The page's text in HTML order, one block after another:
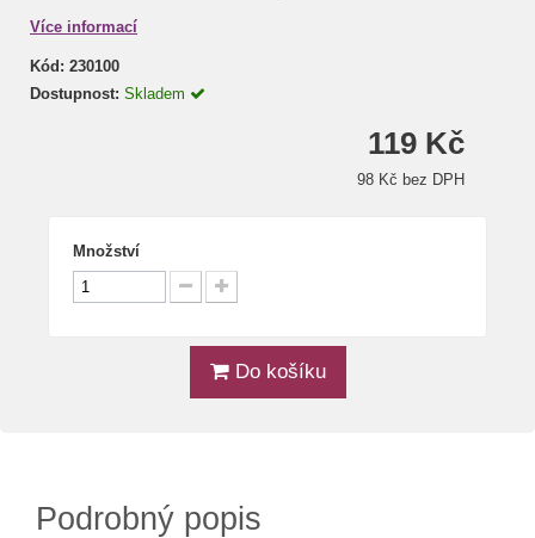
Více informací
Kód: 230100
Dostupnost: Skladem
119 Kč
98 Kč bez DPH
Množství
Do košíku
Podrobný popis